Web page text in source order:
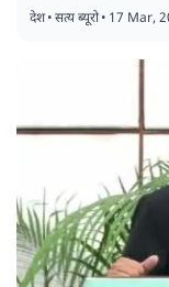
देश•सत्य ब्यूरो• 17 Mar,